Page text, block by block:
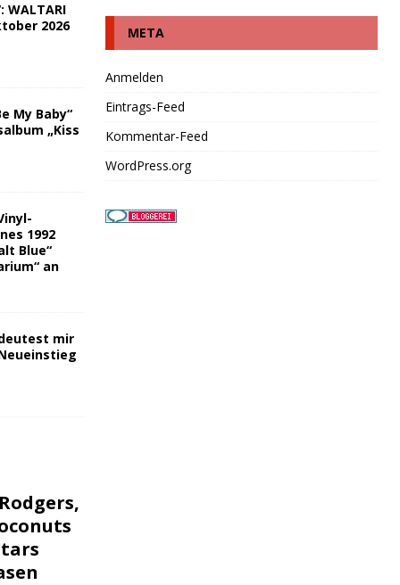
WALTARI
2026
My Baby“
„Kiss
1992
Blue“
an
mir
META
Anmelden
Eintrags-Feed
Kommentar-Feed
WordPress.org